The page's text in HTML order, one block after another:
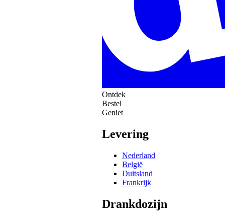
Ontdek
Bestel
Geniet
Levering
Nederland
België
Duitsland
Frankrijk
Drankdozijn